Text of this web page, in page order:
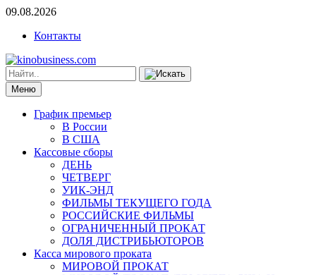
09.08.2026
Контакты
Меню
График премьер
В России
В США
Кассовые сборы
ДЕНЬ
ЧЕТВЕРГ
УИК-ЭНД
ФИЛЬМЫ ТЕКУЩЕГО ГОДА
РОССИЙСКИЕ ФИЛЬМЫ
ОГРАНИЧЕННЫЙ ПРОКАТ
ДОЛЯ ДИСТРИБЬЮТОРОВ
Касса мирового проката
МИРОВОЙ ПРОКАТ